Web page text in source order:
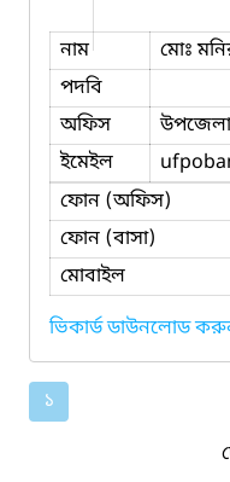
নাম
মোঃ
পদবি
অফিস
উপজেলা
ইমেইল
ফোন (অফিস)
ফোন (বাসা)
মোবাইল
ভিকার্ড ডাউনলোড
১